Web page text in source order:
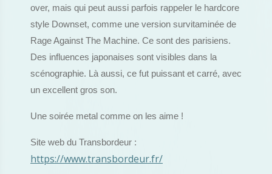
over, mais qui peut aussi parfois rappeler le hardcore
style Downset, comme une version survitaminée de
Rage Against The Machine. Ce sont des parisiens.
Des influences japonaises sont visibles dans la
scénographie. Là aussi, ce fut puissant et carré, avec
un excellent gros son.
Une soirée metal comme on les aime !
Site web du Transbordeur :
https://www.transbordeur.fr/